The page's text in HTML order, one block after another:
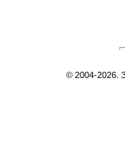
© 2004-2026.